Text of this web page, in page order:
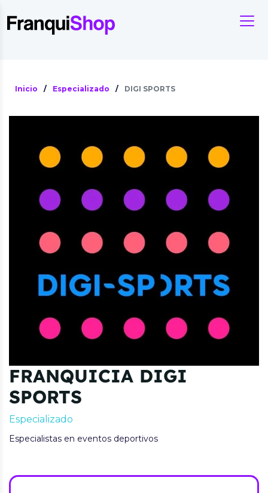
Inicio / Especializado / DIGI SPORTS
FRANQUICIA DIGI
SPORTS
Especializado
Especialistas en eventos deportivos